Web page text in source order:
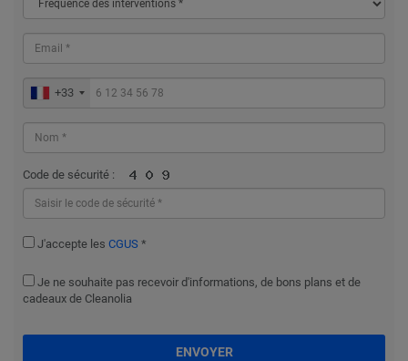
+33
Code de sécurité :
J'accepte les CGUS *
Je ne souhaite pas recevoir d'informations, de bons plans et de
cadeaux de Cleanolia
ENVOYER